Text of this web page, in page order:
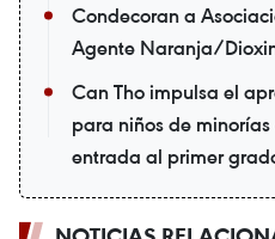
Condecoran a
Agente Naranja/
Can Tho impulsa el
para niños de
entrada al primer